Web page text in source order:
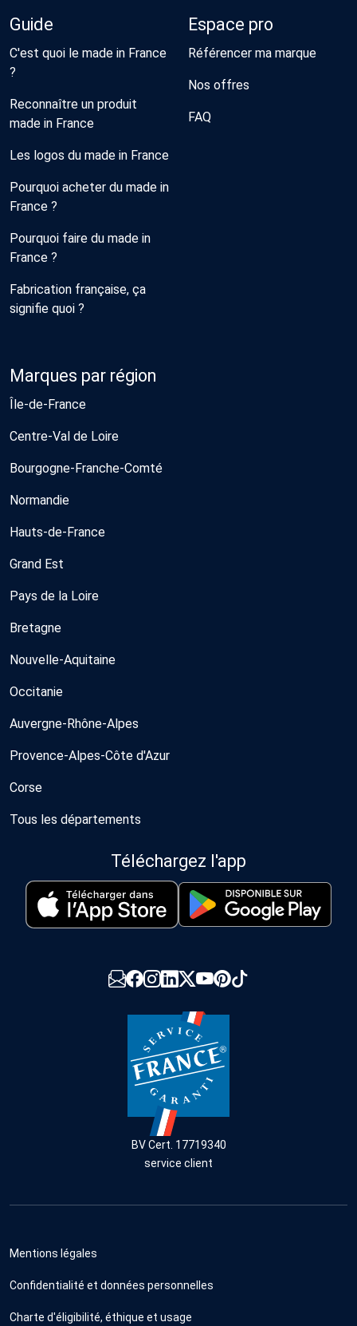
Guide
C'est quoi le made in France
?
Reconnaître un produit
made in France
Les logos du made in France
Pourquoi acheter du made in
France ?
Pourquoi faire du made in
France ?
Fabrication française, ça
signifie quoi ?
Espace pro
Référencer ma marque
Nos offres
FAQ
Marques par région
Île-de-France
Centre-Val de Loire
Bourgogne-Franche-Comté
Normandie
Hauts-de-France
Grand Est
Pays de la Loire
Bretagne
Nouvelle-Aquitaine
Occitanie
Auvergne-Rhône-Alpes
Provence-Alpes-Côte d'Azur
Corse
Tous les départements
Téléchargez l'app
BV Cert. 17719340
service client
Mentions légales
Confidentialité et données personnelles
Charte d'éligibilité, éthique et usage